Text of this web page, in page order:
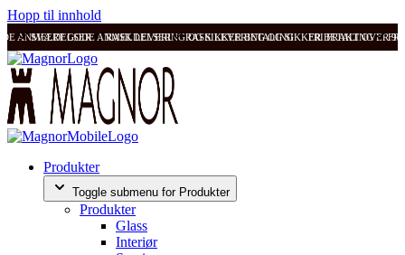
Hopp til innhold
ANMELDELSER RASK LEVERING OG SIKKER BETALING FRI FRAKT OVER
SVÆRT GODE ANMELDELSER RASK LEVERING OG SIKKER BETALING
Produkter
Toggle submenu for Produkter
Produkter
Glass
Interiør